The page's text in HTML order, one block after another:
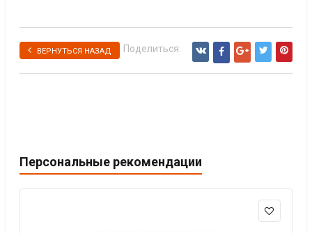
ВЕРНУТЬСЯ НАЗАД Поделиться:
Персональные рекомендации